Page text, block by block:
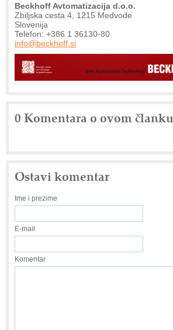
Beckhoff Avtomatizacija d.o.o.
Zbiljska cesta 4, 1215 Medvode
Slovenija
Telefon: +386 1 36130-80
info@beckhoff.si
0 Komentara o ovom članku
Ostavi komentar
Ime i prezime
E-mail
Komentar